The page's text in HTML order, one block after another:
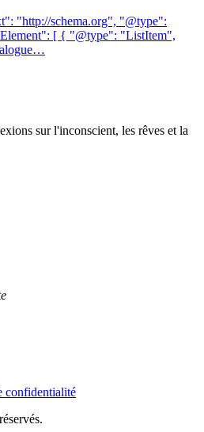
"http://schema.org", "@type":
[ { "@type": "ListItem",
sur l'inconscient, les rêves et la
confidentialité